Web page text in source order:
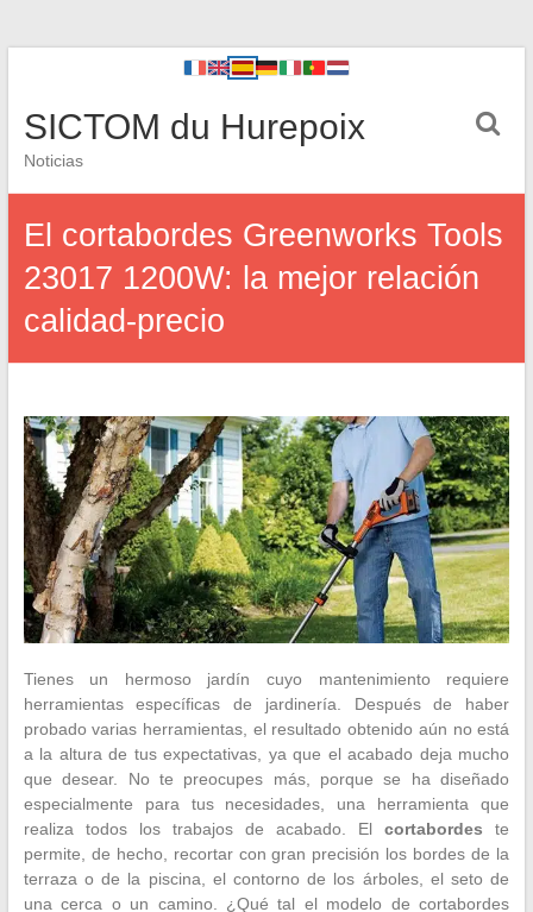
SICTOM du Hurepoix
Noticias
El cortabordes Greenworks Tools
23017 1200W: la mejor relación
calidad-precio
Tienes un hermoso jardín cuyo mantenimiento requiere
herramientas específicas de jardinería. Después de haber
probado varias herramientas, el resultado obtenido aún no está
a la altura de tus expectativas, ya que el acabado deja mucho
que desear. No te preocupes más, porque se ha diseñado
especialmente para tus necesidades, una herramienta que
realiza todos los trabajos de acabado. Elcortabordes te
permite, de hecho, recortar con gran precisión los bordes de la
terraza o de la piscina, el contorno de los árboles, el seto de
una cerca o un camino. ¿Qué tal el modelo de cortabordes